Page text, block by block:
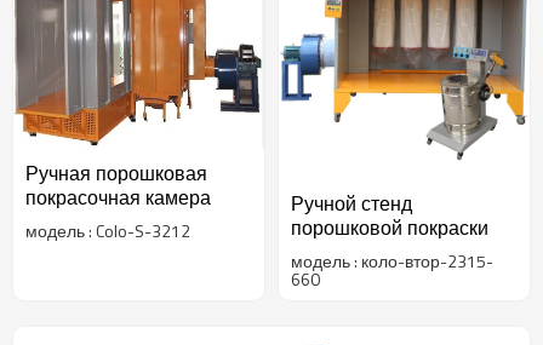
Ручная порошковая
покрасочная камера
модель : Colo-S-3212
Ручной стенд
порошковой покраски
модель : коло-втор-2315-
660